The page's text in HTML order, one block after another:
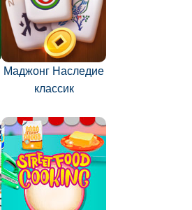
Маджонг Наследие
классик